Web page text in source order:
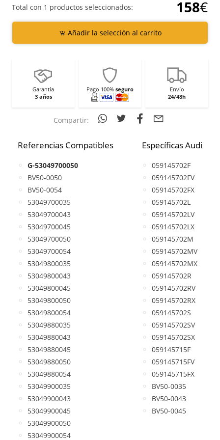
Total con 1 productos seleccionados: 158€
Añadir la selección al carrito
Garantía
3 años
Pago 100% seguro
Envío
24/48h
Compartir:
Referencias Compatibles
G-53049700050
BV50-0050
BV50-0054
53049700035
53049700043
53049700045
53049700050
53049700054
53049800035
53049800043
53049800045
53049800050
53049800054
53049880035
53049880043
53049880045
53049880050
53049880054
53049900035
53049900043
53049900045
53049900050
53049900054
Específicas Audi
059145702F
059145702FV
059145702FX
059145702L
059145702LV
059145702LX
059145702M
059145702MV
059145702MX
059145702R
059145702RV
059145702RX
059145702S
059145702SV
059145702SX
059145715F
059145715FV
059145715FX
BV50-0035
BV50-0043
BV50-0045